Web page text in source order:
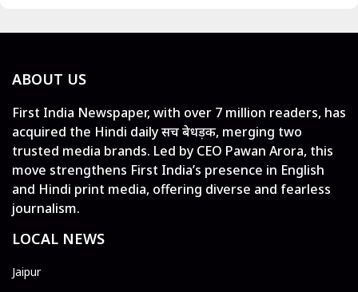
ABOUT US
First India Newspaper, with over 7 million readers, has
acquired the Hindi daily सच बेधड़क, merging two
trusted media brands. Led by CEO Pawan Arora, this
move strengthens First India’s presence in English
and Hindi print media, offering diverse and fearless
journalism.
LOCAL NEWS
Jaipur